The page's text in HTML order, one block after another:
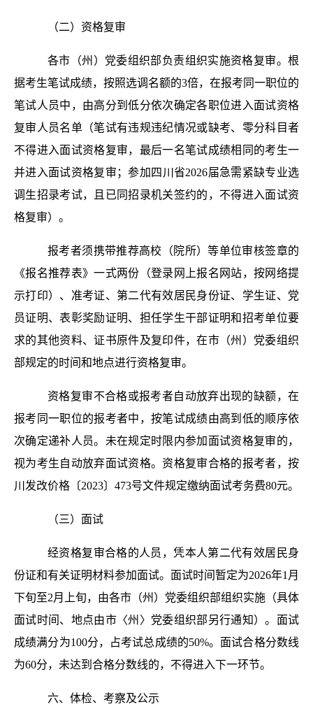
（二）资格复审
各市（州）党委组织部负责组织实施资格复审。根
据考生笔试成绩，按照选调名额的3倍，在报考同一职位的
笔试人员中，由高分到低分依次确定各职位进入面试资格
复审人员名单（笔试有违规违纪情况或缺考、零分科目者
不得进入面试资格复审，最后一名笔试成绩相同的考生一
并进入面试资格复审；参加四川省2026届急需紧缺专业选
调生招录考试，且已同招录机关签约的，不得进入面试资
格复审）。
报考者须携带推荐高校（院所）等单位审核签章的
《报名推荐表》一式两份（登录网上报名网站，按网络提
示打印）、准考证、第二代有效居民身份证、学生证、党
员证明、表彰奖励证明、担任学生干部证明和招考单位要
求的其他资料、证书原件及复印件，在市（州）党委组织
部规定的时间和地点进行资格复审。
资格复审不合格或报考者自动放弃出现的缺额，在
报考同一职位的报考者中，按笔试成绩由高到低的顺序依
次确定递补人员。未在规定时限内参加面试资格复审的，
视为考生自动放弃面试资格。资格复审合格的报考者，按
川发改价格〔2023〕473号文件规定缴纳面试考务费80元。
（三）面试
经资格复审合格的人员，凭本人第二代有效居民身
份证和有关证明材料参加面试。面试时间暂定为2026年1月
下旬至2月上旬，由各市（州）党委组织部组织实施（具体
面试时间、地点由市〈州〉党委组织部另行通知）。面试
成绩满分为100分，占考试总成绩的50%。面试合格分数线
为60分，未达到合格分数线的，不得进入下一环节。
六、体检、考察及公示